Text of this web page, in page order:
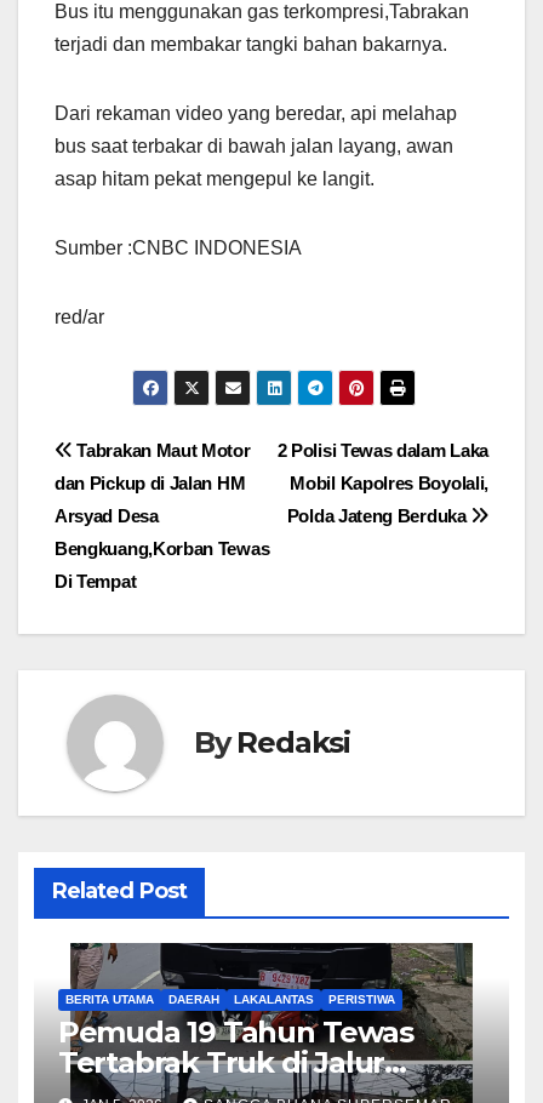
Bus itu menggunakan gas terkompresi,Tabrakan
terjadi dan membakar tangki bahan bakarnya.
Dari rekaman video yang beredar, api melahap
bus saat terbakar di bawah jalan layang, awan
asap hitam pekat mengepul ke langit.
Sumber :CNBC INDONESIA
red/ar
Navigasi
pos
2 Polisi Tewas dalam Laka
Mobil Kapolres Boyolali,
Polda Jateng Berduka
Tabrakan Maut Motor
dan Pickup di Jalan HM
Arsyad Desa
Bengkuang,Korban Tewas
Di Tempat
ByRedaksi
Related Post
BERITA UTAMA DAERAH LAKALANTAS PERISTIWA
Pemuda 19 Tahun Tewas
Tertabrak Truk di Jalur
Pantura Cirebon